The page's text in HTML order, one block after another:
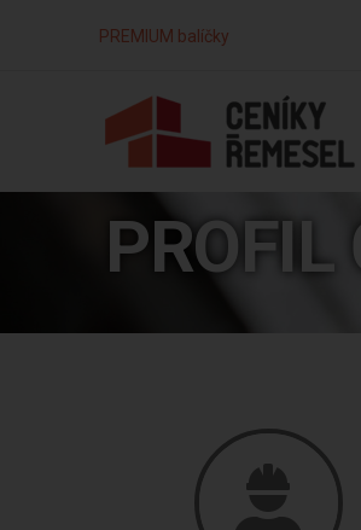
PREMIUM balíčky